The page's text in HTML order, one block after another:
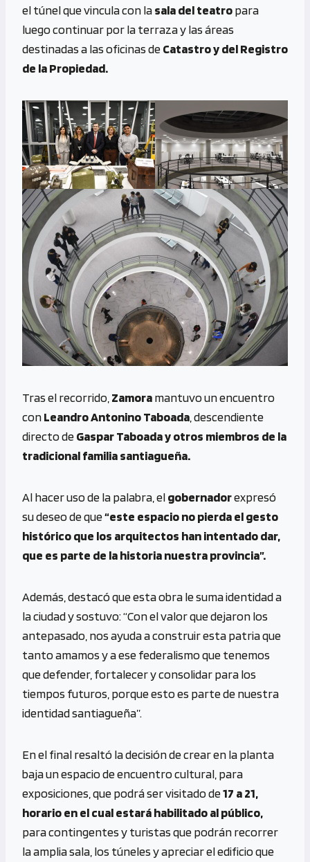
el túnel que vincula con lasala del teatropara
luego continuar por la terraza y las áreas
destinadas a las oficinas deCatastro y del Registro
de la Propiedad.
Tras el recorrido, Zamoramantuvo un encuentro
conLeandro Antonino Taboada , descendiente
directo deGaspar Taboada y otros miembros de la
tradicional familia santiagueña.
Al hacer uso de la palabra, elgobernadorexpresó
su deseo de que“este espacio no pierda el gesto
histórico que los arquitectos han intentado dar,
que es parte de la historia nuestra provincia”.
Además, destacó que esta obra le suma identidad a
la ciudad y sostuvo: “Con el valor que dejaron los
antepasado, nos ayuda a construir esta patria que
tanto amamos y a ese federalismo que tenemos
que defender, fortalecer y consolidar para los
tiempos futuros, porque esto es parte de nuestra
identidad santiagueña”.
En el final resaltó la decisión de crear en la planta
baja un espacio de encuentro cultural, para
exposiciones, que podrá ser visitado de17 a 21,
horario en el cual estará habilitado al público,
para contingentes y turistas que podrán recorrer
la amplia sala, los túneles y apreciar el edificio que